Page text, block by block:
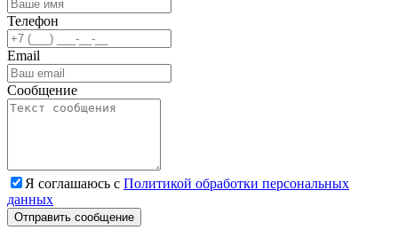
Телефон
Email
Сообщение
Я соглашаюсь с Политикой обработки персональных
данных